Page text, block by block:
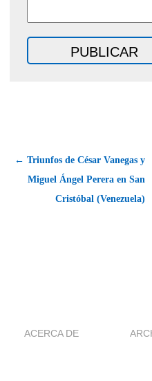
← Triunfos de César Vanegas y
Miguel Ángel Perera en San
Cristóbal (Venezuela)
ACERCA DE